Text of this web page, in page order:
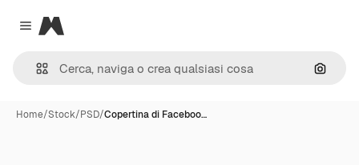
Close menu
Magnific
Cerca
Home/Stock/PSD/Copertina di Faceboo…